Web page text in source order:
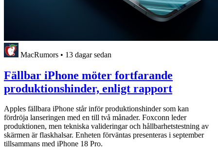
MacRumors • 13 dagar sedan
Fällbar iPhone möter fortfarande
produktionshinder, enligt rapport
Apples fällbara iPhone står inför produktionshinder som kan
fördröja lanseringen med en till två månader. Foxconn leder
produktionen, men tekniska valideringar och hållbarhetstestning av
skärmen är flaskhalsar. Enheten förväntas presenteras i september
tillsammans med iPhone 18 Pro.